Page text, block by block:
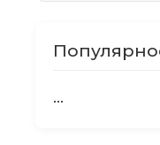
...